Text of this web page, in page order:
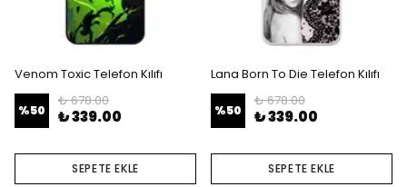
Venom Toxic Telefon Kılıfı
%50
₺ 678.00
₺ 339.00
SEPETE EKLE
Lana Born To Die Telefon Kılıfı
%50
₺ 678.00
₺ 339.00
SEPETE EKLE